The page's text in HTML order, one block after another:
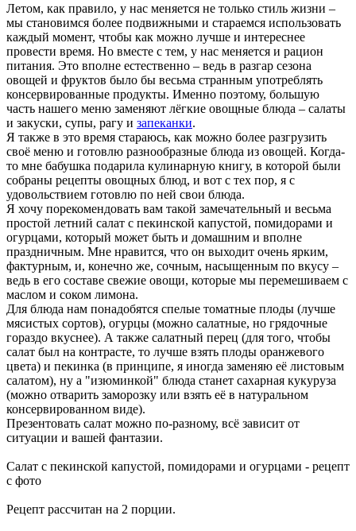
Летом, как правило, у нас меняется не только стиль жизни –
мы становимся более подвижными и стараемся использовать
каждый момент, чтобы как можно лучше и интереснее
провести время. Но вместе с тем, у нас меняется и рацион
питания. Это вполне естественно – ведь в разгар сезона
овощей и фруктов было бы весьма странным употреблять
консервированные продукты. Именно поэтому, большую
часть нашего меню заменяют лёгкие овощные блюда – салаты
и закуски, супы, рагу и запеканки.
Я также в это время стараюсь, как можно более разгрузить
своё меню и готовлю разнообразные блюда из овощей. Когда-
то мне бабушка подарила кулинарную книгу, в которой были
собраны рецепты овощных блюд, и вот с тех пор, я с
удовольствием готовлю по ней свои блюда.
Я хочу порекомендовать вам такой замечательный и весьма
простой летний салат с пекинской капустой, помидорами и
огурцами, который может быть и домашним и вполне
праздничным. Мне нравится, что он выходит очень ярким,
фактурным, и, конечно же, сочным, насыщенным по вкусу –
ведь в его составе свежие овощи, которые мы перемешиваем с
маслом и соком лимона.
Для блюда нам понадобятся спелые томатные плоды (лучше
мясистых сортов), огурцы (можно салатные, но грядочные
гораздо вкуснее). А также салатный перец (для того, чтобы
салат был на контрасте, то лучше взять плоды оранжевого
цвета) и пекинка (в принципе, я иногда заменяю её листовым
салатом), ну а "изюминкой" блюда станет сахарная кукуруза
(можно отварить заморозку или взять её в натуральном
консервированном виде).
Презентовать салат можно по-разному, всё зависит от
ситуации и вашей фантазии.
Салат с пекинской капустой, помидорами и огурцами - рецепт
с фото
Рецепт рассчитан на 2 порции.